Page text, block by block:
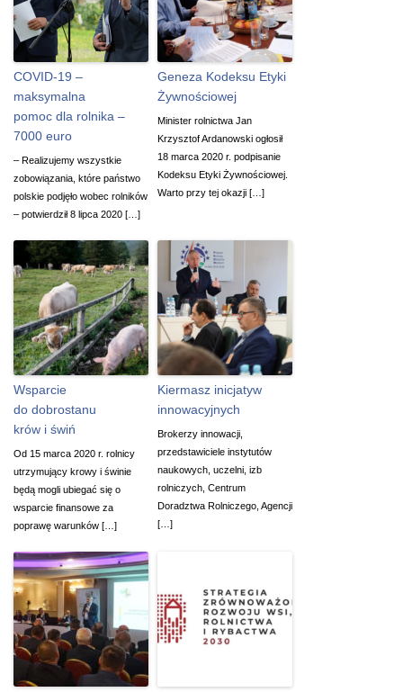
COVID-19 –
maksymalna
pomoc dla rolnika –
7000 euro
– Realizujemy wszystkie
zobowiązania, które państwo
polskie podjęło wobec rolników
– potwierdził 8 lipca 2020 […]
Geneza Kodeksu Etyki
Żywnościowej
Minister rolnictwa Jan
Krzysztof Ardanowski ogłosił
18 marca 2020 r. podpisanie
Kodeksu Etyki Żywnościowej.
Warto przy tej okazji […]
Wsparcie
do dobrostanu
krów i świń
Od 15 marca 2020 r. rolnicy
utrzymujący krowy i świnie
będą mogli ubiegać się o
wsparcie finansowe za
poprawę warunków […]
Kiermasz inicjatyw
innowacyjnych
Brokerzy innowacji,
przedstawiciele instytutów
naukowych, uczelni, izb
rolniczych, Centrum
Doradztwa Rolniczego, Agencji
[…]